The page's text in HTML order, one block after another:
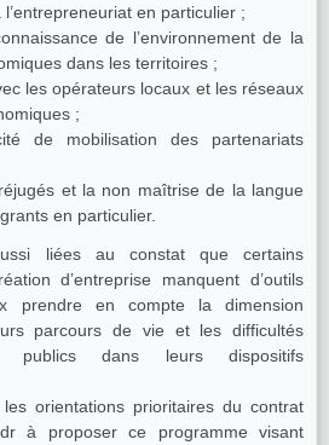
en particulier ;
de l’environnement de la
dans les territoires ;
les opérateurs locaux et les réseaux
;
de mobilisation des partenariats
et la non maîtrise de la langue
en particulier.
liées au constat que certains
d’entreprise manquent d’outils
prendre en compte la dimension
parcours de vie et les difficultés
publics dans leurs dispositifs
orientations prioritaires du contrat
à proposer ce programme visant